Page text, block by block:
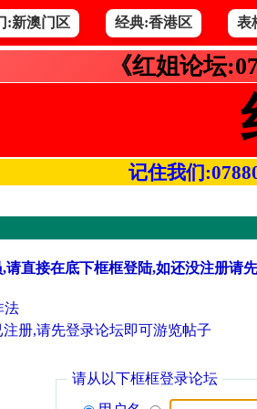
:新澳门区 经典:香港区 表
《红姐论坛
记住我们
请直接在底下框框登陆,如还没注册请
法
册,请先登录论坛即可游览帖子
请从以下框框登录论坛